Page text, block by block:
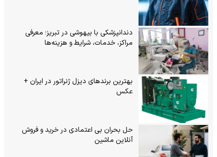
دندانپزشکی با بیهوشی در تبریز؛ معرفی
مراکز، خدمات، شرایط و هزینه‌ها
بهترین برندهای دیزل ژنراتور در ایران +
عکس
حل بحران بی‌ اعتمادی در خرید و فروش
آنلاین ماشین